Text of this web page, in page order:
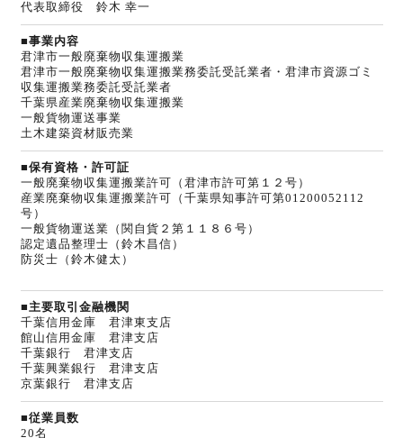
代表取締役 鈴木 幸一
■事業内容
君津市一般廃棄物収集運搬業
君津市一般廃棄物収集運搬業務委託受託業者・君津市資源ゴミ
収集運搬業務委託受託業者
千葉県産業廃棄物収集運搬業
一般貨物運送事業
土木建築資材販売業
■保有資格・許可証
一般廃棄物収集運搬業許可（君津市許可第１２号）
産業廃棄物収集運搬業許可（千葉県知事許可第01200052112
号）
一般貨物運送業（関自貨２第１１８６号）
認定遺品整理士（鈴木昌信）
防災士（鈴木健太）
■主要取引金融機関
千葉信用金庫 君津東支店
館山信用金庫 君津支店
千葉銀行 君津支店
千葉興業銀行 君津支店
京葉銀行 君津支店
■従業員数
20名